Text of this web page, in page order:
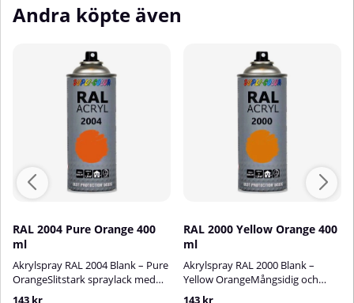
Andra köpte även
RAL 2004 Pure Orange 400
ml
Akrylspray RAL 2004 Blank – Pure
OrangeSlitstark spraylack med
stark kulör för skydd och
143 kr
RAL 2000 Yellow Orange 400
ml
Akrylspray RAL 2000 Blank –
Yellow OrangeMångsidig och
slitstark akryllack för dekor- och
143 kr